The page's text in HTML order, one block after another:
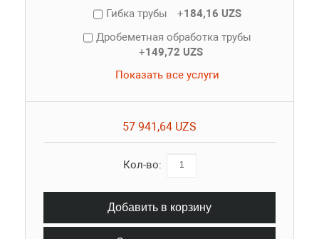
Гибка трубы
+184,16 UZS
Дробеметная обработка трубы
+149,72 UZS
Показать все услуги
57 941,64 UZS
Кол-во:
Добавить в корзину